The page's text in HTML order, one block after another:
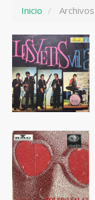
Inicio Archivos